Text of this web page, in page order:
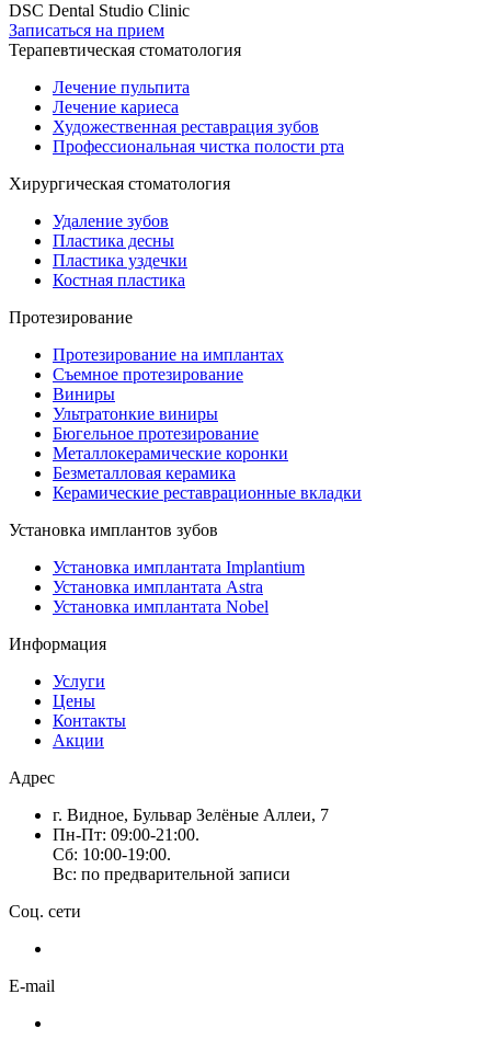
DSC Dental Studio Clinic
Записаться на прием
Терапевтическая стоматология
Лечение пульпита
Лечение кариеса
Художественная реставрация зубов
Профессиональная чистка полости рта
Хирургическая стоматология
Удаление зубов
Пластика десны
Пластика уздечки
Костная пластика
Протезирование
Протезирование на имплантах
Съемное протезирование
Виниры
Ультратонкие виниры
Бюгельное протезирование
Металлокерамические коронки
Безметалловая керамика
Керамические реставрационные вкладки
Установка имплантов зубов
Установка имплантата Implantium
Установка имплантата Astra
Установка имплантата Nobel
Информация
Услуги
Цены
Контакты
Акции
Адрес
г. Видное, Бульвар Зелёные Аллеи, 7
Пн-Пт: 09:00-21:00.
Сб: 10:00-19:00.
Вс: по предварительной записи
Соц. сети
E-mail